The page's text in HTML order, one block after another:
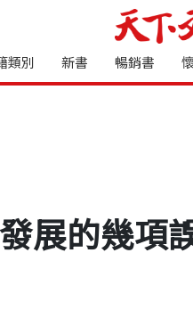
類別 新書 暢銷書
展的幾項